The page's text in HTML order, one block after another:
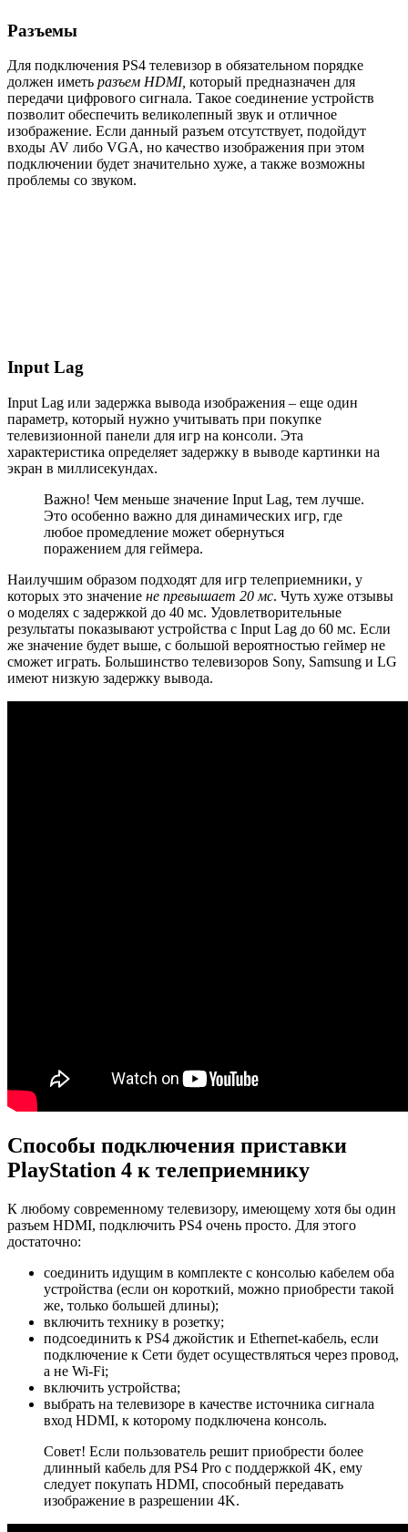
Разъемы
Для подключения PS4 телевизор в обязательном порядке
должен иметь разъем HDMI, который предназначен для
передачи цифрового сигнала. Такое соединение устройств
позволит обеспечить великолепный звук и отличное
изображение. Если данный разъем отсутствует, подойдут
входы AV либо VGA, но качество изображения при этом
подключении будет значительно хуже, а также возможны
проблемы со звуком.
Input Lag
Input Lag или задержка вывода изображения – еще один
параметр, который нужно учитывать при покупке
телевизионной панели для игр на консоли. Эта
характеристика определяет задержку в выводе картинки на
экран в миллисекундах.
Важно! Чем меньше значение Input Lag, тем лучше.
Это особенно важно для динамических игр, где
любое промедление может обернуться
поражением для геймера.
Наилучшим образом подходят для игр телеприемники, у
которых это значение не превышает 20 мс. Чуть хуже отзывы
о моделях с задержкой до 40 мс. Удовлетворительные
результаты показывают устройства с Input Lag до 60 мс. Если
же значение будет выше, с большой вероятностью геймер не
сможет играть. Большинство телевизоров Sony, Samsung и LG
имеют низкую задержку вывода.
Способы подключения приставки
PlayStation 4 к телеприемнику
К любому современному телевизору, имеющему хотя бы один
разъем HDMI, подключить PS4 очень просто. Для этого
достаточно:
соединить идущим в комплекте с консолью кабелем оба
устройства (если он короткий, можно приобрести такой
же, только большей длины);
включить технику в розетку;
подсоединить к PS4 джойстик и Ethernet-кабель, если
подключение к Сети будет осуществляться через провод,
а не Wi-Fi;
включить устройства;
выбрать на телевизоре в качестве источника сигнала
вход HDMI, к которому подключена консоль.
Совет! Если пользователь решит приобрести более
длинный кабель для PS4 Pro с поддержкой 4K, ему
следует покупать HDMI, способный передавать
изображение в разрешении 4K.